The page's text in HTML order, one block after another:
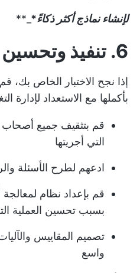
لإنشاء نماذج أكثر ذكاءً*
_**
6. تنفيذ وتحسين
إذا نجح الاختبار الخاص بك،
بأكملها مع الاستعداد لإدارة
قم بتثقيف جميع أصحاب
التي أجريتها
ادعهم لطرح الأسئلة
قم بإعداد نظام
بسبب تحسين العملية
تصميم المقاييس
واسع